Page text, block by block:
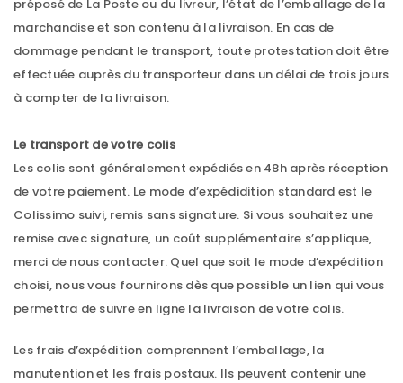
préposé de La Poste ou du livreur, l’état de l’emballage de la
marchandise et son contenu à la livraison. En cas de
dommage pendant le transport, toute protestation doit être
effectuée auprès du transporteur dans un délai de trois jours
à compter de la livraison.
Le transport de votre colis
Les colis sont généralement expédiés en 48h après réception
de votre paiement. Le mode d’expédidition standard est le
Colissimo suivi, remis sans signature. Si vous souhaitez une
remise avec signature, un coût supplémentaire s’applique,
merci de nous contacter. Quel que soit le mode d’expédition
choisi, nous vous fournirons dès que possible un lien qui vous
permettra de suivre en ligne la livraison de votre colis.
Les frais d’expédition comprennent l’emballage, la
manutention et les frais postaux. Ils peuvent contenir une